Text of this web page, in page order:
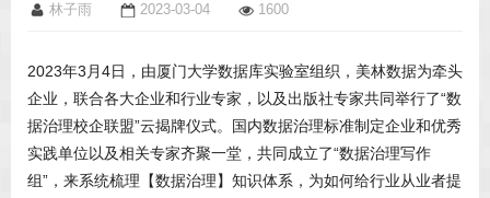
林子雨 2023-03-04 1600
2023年3月4日，由厦门大学数据库实验室组织，美林数据为牵头
企业，联合各大企业和行业专家，以及出版社专家共同举行了“数
据治理校企联盟”云揭牌仪式。国内数据治理标准制定企业和优秀
实践单位以及相关专家齐聚一堂，共同成立了“数据治理写作
组”，来系统梳理【数据治理】知识体系，为如何给行业从业者提